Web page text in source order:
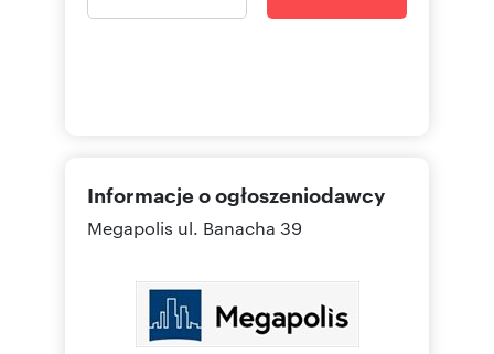
Informacje o ogłoszeniodawcy
Megapolis ul. Banacha 39